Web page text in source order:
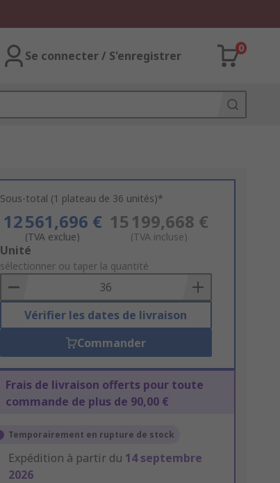
Se connecter / S'enregistrer
0
Sous-total (1 plateau de 36 unités)*
12 561,696 €
(TVA exclue)
15 199,668 €
(TVA incluse)
Add
to
Basket
Unité
sélectionner ou taper la quantité
Vérifier les dates de livraison
Commander
Frais de livraison offerts pour toute
commande de plus de 90,00 €
Temporairement en rupture de stock
Expédition à partir du 14 septembre
2026